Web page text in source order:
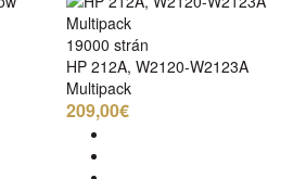
19000 strán
HP 212A, W2120-W2123A
Multipack
209,00€